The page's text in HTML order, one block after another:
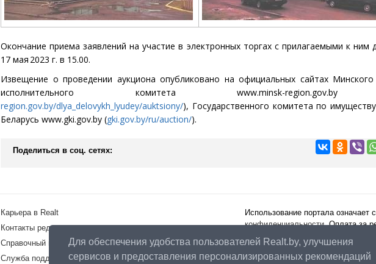
Для обеспечения удобства пользователей Realt.by, улучшения
сервисов и предоставления персонализированных рекомендаций
Окончание приема заявлений на участие в электронных торгах с прилагаемыми к ним
17 мая 2023 г. в 15.00.
Извещение о проведении аукциона опубликовано на официальных сайтах Минского
исполнительного комитетаwww.minsk-region.gov.by
region.gov.by/dlya_delovykh_lyudey/auktsiony/), Государственного комитета по
Беларусь www.gki.gov.by (gki.gov.by/ru/auction/).
Поделиться в соц. сетях:
Карьера в Realt
Контакты редакции
Справочный центр
Служба поддержки
Использование портала означает
конфиденциальности. Оплата за
публичного договора
Наш рейтинг: 4.87из5 (на